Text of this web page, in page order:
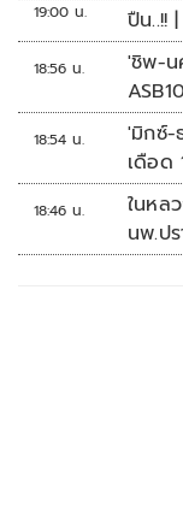
19:00 น. ปืน..!!
18:56 น.
'ชิพ-น
18:54 น.
'มิกซ์-
เดือด
18:46 น.
ในหล
นพ.ป